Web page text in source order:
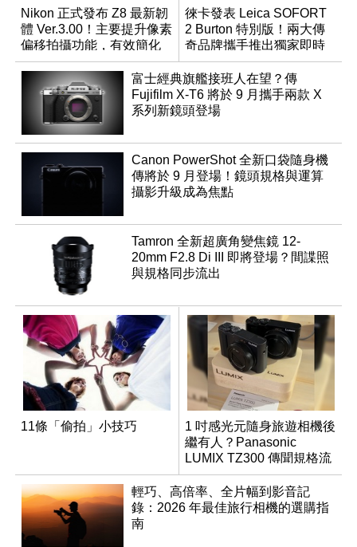
Nikon 正式發布 Z8 最新韌
體 Ver.3.00！主要提升像素
偏移拍攝功能，有效簡化
工作流程
徠卡發表 Leica SOFORT
2 Burton 特別版！兩大傳
奇品牌攜手推出獨家即時
成像相機
富士經典旗艦接班人在望？傳
Fujifilm X-T6 將於 9 月攜手兩款 X
系列新鏡頭登場
Canon PowerShot 全新口袋隨身機
傳將於 9 月登場！鏡頭規格與運算
攝影升級成為焦點
Tamron 全新超廣角變焦鏡 12-
20mm F2.8 Di III 即將登場？間諜照
與規格同步流出
11條「偷拍」小技巧
1 吋感光元隨身旅遊相機後
繼有人？Panasonic
LUMIX TZ300 傳聞規格流
出
輕巧、高倍率、全片幅到影音記
錄：2026 年最佳旅行相機的選購指
南